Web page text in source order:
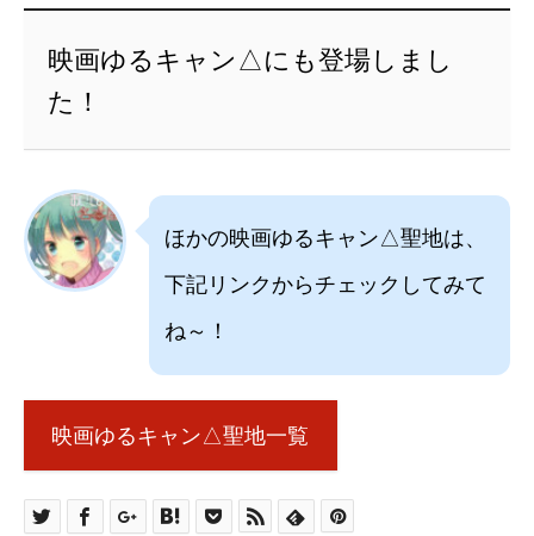
映画ゆるキャン△にも登場しまし
た！
ほかの映画ゆるキャン△聖地は、
下記リンクからチェックしてみて
ね～！
映画ゆるキャン△聖地一覧